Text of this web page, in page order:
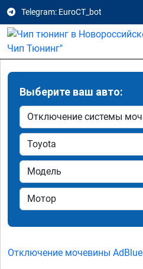
Telegram: EuroCT_bot
Выберите ваш авто:
Отключение мочевины AdBlue